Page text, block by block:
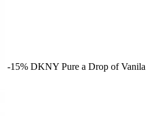
-15% DKNY Pure a Drop of Vanila